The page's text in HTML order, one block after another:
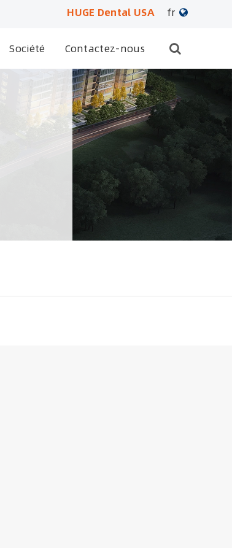
HUGE Dental USA
fr
日本語
français
Deutsch
Español
русский
português
Société Contactez-nous